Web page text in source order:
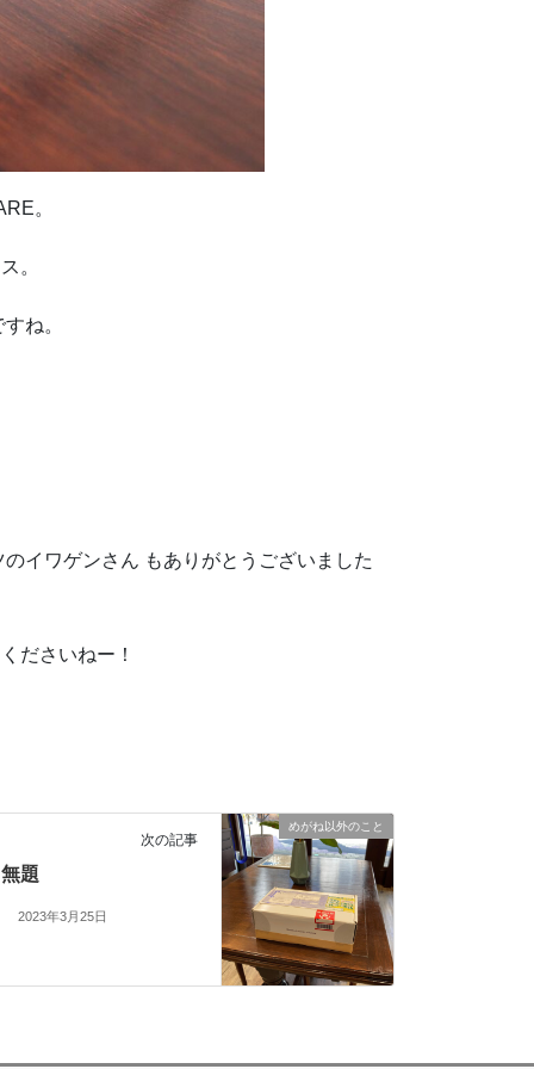
。
。
ね。
イワゲンさん もありがとうございました
ださいねー！
めがね以外のこと
次の記事
無題
2023年3月25日